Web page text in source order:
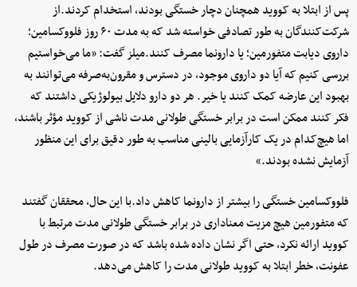
پس از ابتلا به کووید همچنان دچار خستگی بودند، استخدام کردند.از
شرکت‌کنندگان به طور تصادفی خواسته شد که به مدت ۶۰ روز فلووکسامین؛
داروی دیابت متفورمین؛ یا دارونما مصرف کنند.میلز گفت: «ما می‌خواستیم
بررسی کنیم که آیا دو داروی موجود، در دسترس و مقرون‌به‌صرفه می‌توانند به
بهبود این عارضه کمک کنند یا خیر. هر دو دارو دلایل بیولوژیکی داشتند که
فکر کنند ممکن است در برابر خستگی طولانی مدت ناشی از کووید مؤثر باشند،
اما هیچ‌کدام در یک کارآزمایی بالینی مناسب به طور دقیق برای این منظور
آزمایش نشده بودند.»
فلووکسامین خستگی را بیشتر از دارونما کاهش داد.با این حال، محققان گفتند
که متفورمین هیچ مزیت معناداری در برابر خستگی طولانی مدت مرتبط با
کووید ارائه نکرد، حتی اگر نشان داده شده باشد که در صورت مصرف در طول
عفونت، خطر ابتلا به کووید طولانی مدت را کاهش می‌دهد.